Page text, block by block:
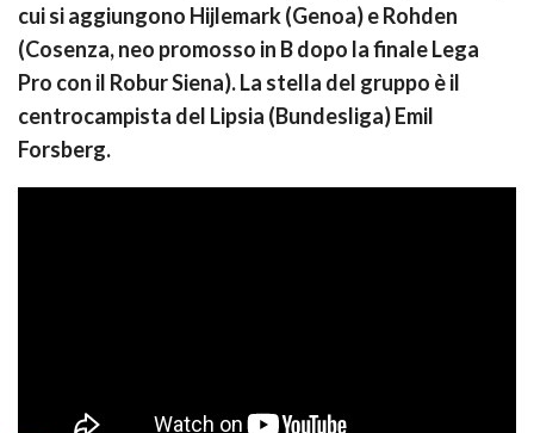
cui si aggiungono Hijlemark (Genoa) e Rohden
(Cosenza, neo promosso in B dopo la finale Lega
Pro con il Robur Siena). La stella del gruppo è il
centrocampista del Lipsia (Bundesliga) Emil
Forsberg.